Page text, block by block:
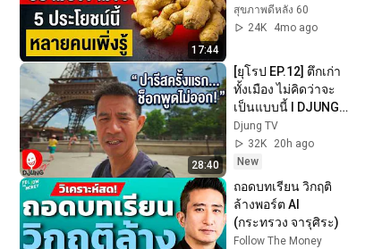
17:44
เสียใจที่รู้ช้า
สุขภาพดีหลัง 60
24K
4mo ago
28:40
[ยุโรป EP.12] ตึกเก่า
ทั้งเมือง ไม่คิดว่าจะ
เป็นแบบนี้ I DJUNG
TV EP.490
Djung TV
32K
20h ago
New
ถอดบทเรียน วิกฤติ
ล้างพอร์ต AI
(กระทรวง จารุศิระ)
Follow The Money